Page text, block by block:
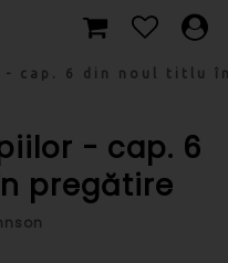
- cap. 6 din noul titlu
- cap. 6
pregătire